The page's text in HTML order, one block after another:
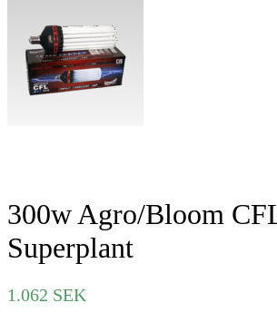
300w Agro/Bloom
Superplant
1.062 SEK